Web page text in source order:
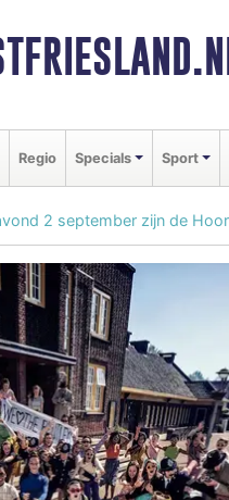
Regio Specials Sport
2 september zijn de